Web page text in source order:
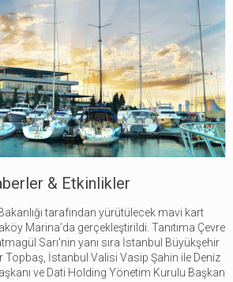
& Etkinlikler
tarafından yürütülecek mavi kart
Marina’da gerçekleştirildi. Tanıtıma Çevre
Sarı'nin yanı sıra İstanbul Büyükşehir
Topbaş, İstanbul Valisi Vasip Şahin ile Deniz
ve Dati Holding Yönetim Kurulu Başkan